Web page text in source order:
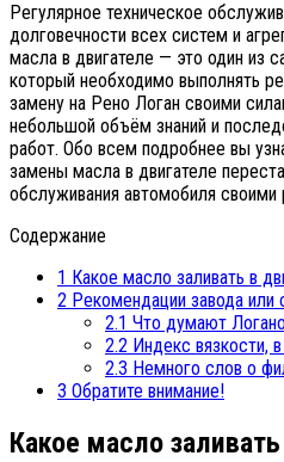
Регулярное техническое
долговечности всех систем и
масла в двигателе — это один из
который необходимо выполнять
замену на Рено Логан своими
небольшой объём знаний и
работ. Обо всем подробнее вы
замены масла в двигателе
обслуживания автомобиля своими
Содержание
1 Какое масло заливать в
2 Рекомендации завода или
2.1 Что думают
2.2 Индекс вязкости,
2.3 Немного слов о
3 Обратите внимание!
Какое масло